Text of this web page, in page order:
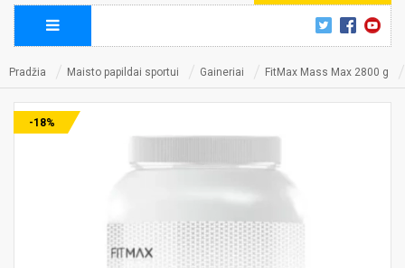
Pradžia Maisto papildai sportui Gaineriai FitMax Mass Max 2800 g
-18%